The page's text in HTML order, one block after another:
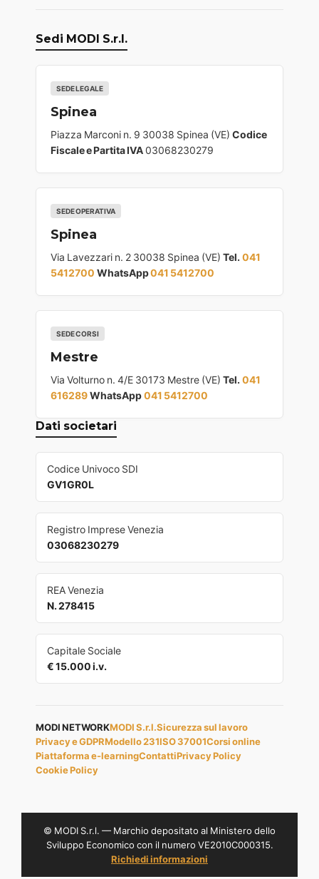
Sedi MODI S.r.l.
SEDE LEGALE
Spinea
Piazza Marconi n. 9 30038 Spinea (VE) Codice
Fiscale e Partita IVA03068230279
SEDE OPERATIVA
Spinea
Via Lavezzari n. 2 30038 Spinea (VE) Tel. 041
5412700 WhatsApp041 5412700
SEDE CORSI
Mestre
Via Volturno n. 4/E 30173 Mestre (VE) Tel. 041
616289WhatsApp041 5412700
Dati societari
Codice Univoco SDI
GV1GR0L
Registro Imprese Venezia
03068230279
REA Venezia
N. 278415
Capitale Sociale
€ 15.000 i.v.
MODI NETWORKMODI S.r.l.Sicurezza sul lavoro
Privacy e GDPRModello 231ISO 37001Corsi online
Piattaforma e-learningContattiPrivacy Policy
Cookie Policy
© MODI S.r.l. — Marchio depositato al Ministero dello
Sviluppo Economico con il numero VE2010C000315.
Richiedi informazioni